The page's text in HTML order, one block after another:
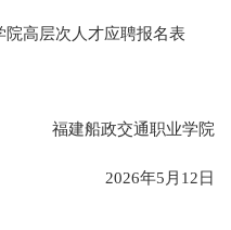
高层次人才应聘报名表
福建船政交通职业学院
2026年5月12日